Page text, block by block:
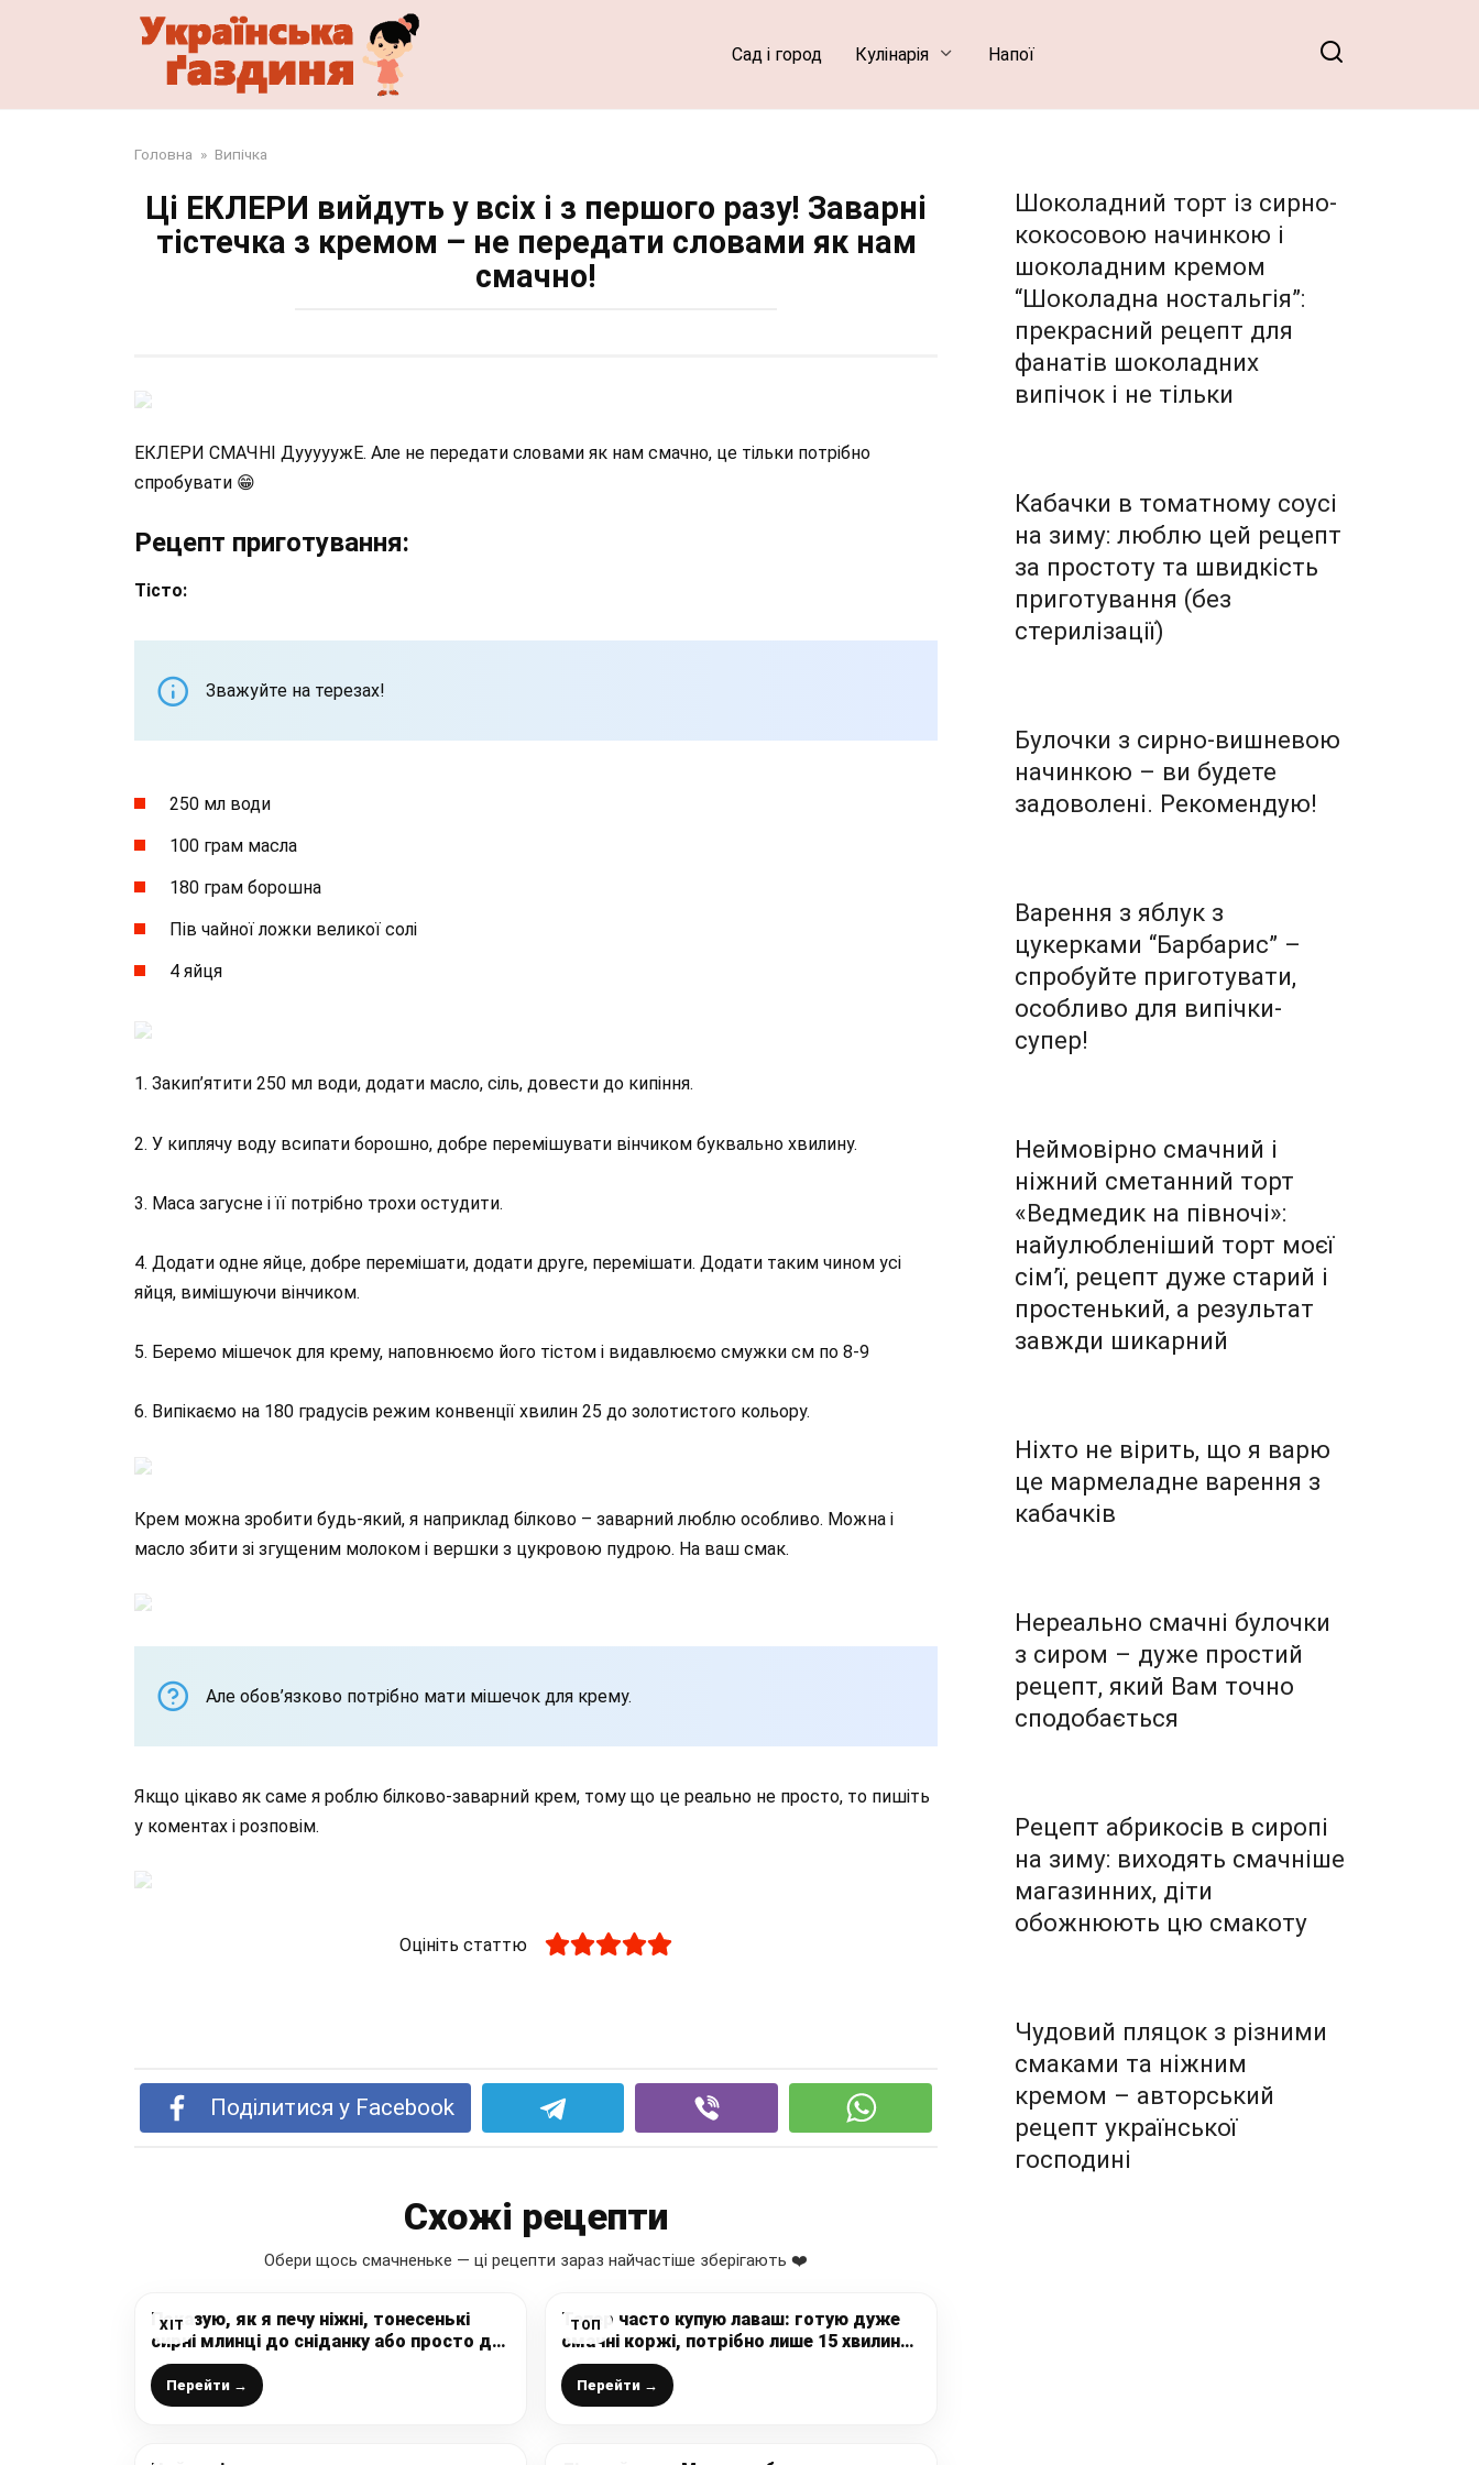
Сад і город Кулінарія Напої
Головна » Випічка
Ці ЕКЛЕРИ вийдуть у всіх і з першого разу! Заварні
тістечка з кремом – не передати словами як нам
смачно!
ЕКЛЕРИ СМАЧНІ ДууууужЕ. Але не передати словами як нам смачно, це тільки потрібно
спробувати 😁
Рецепт приготування:
Тісто:
Зважуйте на терезах!
250 мл води
100 грам масла
180 грам борошна
Пів чайної ложки великої солі
4 яйця
1. Закип’ятити 250 мл води, додати масло, сіль, довести до кипіння.
2. У киплячу воду всипати борошно, добре перемішувати вінчиком буквально хвилину.
3. Маса загусне і її потрібно трохи остудити.
4. Додати одне яйце, добре перемішати, додати друге, перемішати. Додати таким чином усі
яйця, вимішуючи вінчиком.
5. Беремо мішечок для крему, наповнюємо його тістом і видавлюємо смужки см по 8-9
6. Випікаємо на 180 градусів режим конвенції хвилин 25 до золотистого кольору.
Крем можна зробити будь-який, я наприклад білково – заварний люблю особливо. Можна і
масло збити зі згущеним молоком і вершки з цукровою пудрою. На ваш смак.
Але обов’язково потрібно мати мішечок для крему.
Якщо цікаво як саме я роблю білково-заварний крем, тому що це реально не просто, то пишіть
у коментах і розповім.
Оцініть статтю
Поділитися у Facebook
Схожі рецепти
Обери щось смачненьке — ці рецепти зараз найчастіше зберігають ❤️
ХІТ
Показую, як я печу ніжні, тонесенькі
сирні млинці до сніданку або просто до
чаю: рецепт на кефірі, який повинен бути
у кожної господині
Перейти →
ТОП
Тепер часто купую лаваш: готую дуже
смачні коржі, потрібно лише 15 хвилин
вашого часу і всі ситі і задоволені
Перейти →
Шоколадний торт із сирно-
кокосовою начинкою і
шоколадним кремом
“Шоколадна ностальгія”:
прекрасний рецепт для
фанатів шоколадних
випічок і не тільки
Кабачки в томатному соусі
на зиму: люблю цей рецепт
за простоту та швидкість
приготування (без
стерилізації)
Булочки з сирно-вишневою
начинкою – ви будете
задоволені. Рекомендую!
Варення з яблук з
цукерками “Барбарис” –
спробуйте приготувати,
особливо для випічки-
супер!
Неймовірно смачний і
ніжний сметанний торт
«Ведмедик на півночі»:
найулюбленіший торт моєї
сім’ї, рецепт дуже старий і
простенький, а результат
завжди шикарний
Ніхто не вірить, що я варю
це мармеладне варення з
кабачків
Нереально смачні булочки
з сиром – дуже простий
рецепт, який Вам точно
сподобається
Рецепт абрикосів в сиропі
на зиму: виходять смачніше
магазинних, діти
обожнюють цю смакоту
Чудовий пляцок з різними
смаками та ніжним
кремом – авторський
рецепт української
господині